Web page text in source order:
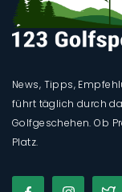
News, Tipps,
führt täglich durch
Golfgeschehen. Ob
Platz.